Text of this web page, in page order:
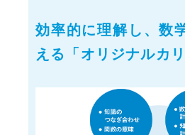
効率的に理解し、数
える「オリジナルカ